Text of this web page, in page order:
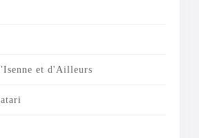
et d'Ailleurs